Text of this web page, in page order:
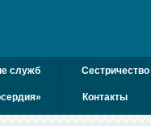
служб Сестричество
Контакты